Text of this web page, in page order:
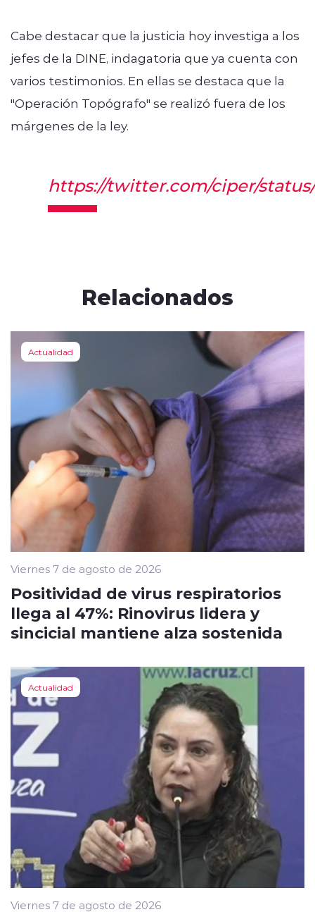
Cabe destacar que la justicia hoy investiga a los
jefes de la DINE, indagatoria que ya cuenta con
varios testimonios. En ellas se destaca que la
"Operación Topógrafo" se realizó fuera de los
márgenes de la ley.
https://twitter.com/ciper/
Relacionados
Actualidad
Viernes 7 de agosto de 2026
Positividad de virus respiratorios
llega al 47%: Rinovirus lidera y
sincicial mantiene alza sostenida
Actualidad
Viernes 7 de agosto de 2026